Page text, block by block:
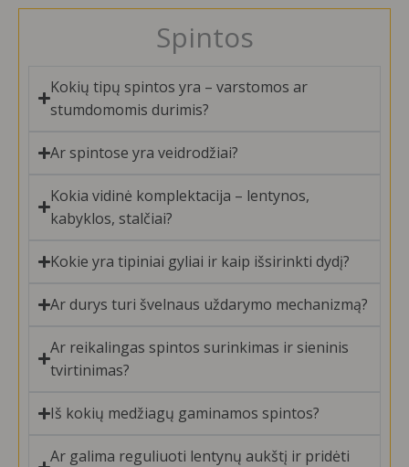
Spintos
Kokių tipų spintos yra – varstomos ar
stumdomomis durimis?
Ar spintose yra veidrodžiai?
Kokia vidinė komplektacija – lentynos,
kabyklos, stalčiai?
Kokie yra tipiniai gyliai ir kaip išsirinkti dydį?
Ar durys turi švelnaus uždarymo mechanizmą?
Ar reikalingas spintos surinkimas ir sieninis
tvirtinimas?
Iš kokių medžiagų gaminamos spintos?
Ar galima reguliuoti lentynų aukštį ir pridėti